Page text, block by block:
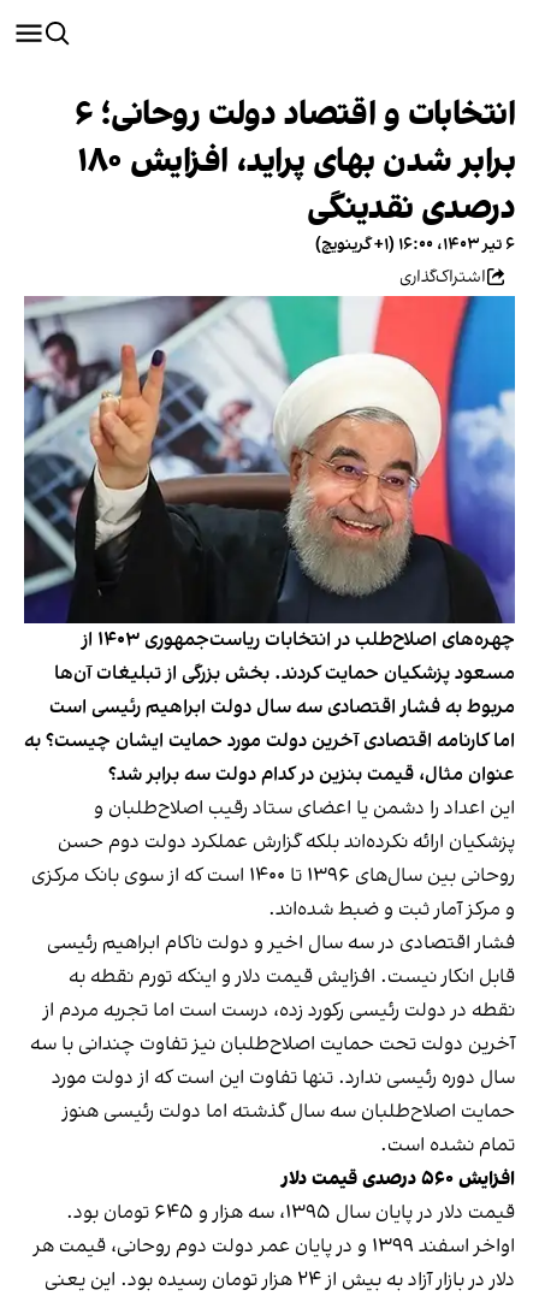
انتخابات و اقتصاد دولت روحانی؛ ۶
برابر شدن بهای پراید، افزایش ۱۸۰
درصدی نقدینگی
۶ تیر ۱۴۰۳، ۱۶:۰۰ (‎+۱ گرینویچ)
اشتراک‌گذاری
چهره‌های اصلاح‌طلب در انتخابات ریاست‌جمهوری ۱۴۰۳ از
مسعود پزشکیان حمایت کردند. بخش بزرگی از تبلیغات آن‌ها
مربوط به فشار اقتصادی سه سال دولت ابراهیم رئیسی است
اما کارنامه اقتصادی آخرین دولت مورد حمایت ایشان چیست؟ به
عنوان مثال، قیمت بنزین در کدام دولت سه برابر شد؟
این اعداد را دشمن یا اعضای ستاد رقیب اصلاح‌طلبان و
پزشکیان ارائه نکرده‌اند بلکه گزارش عملکرد دولت دوم حسن
روحانی بین سال‌های ۱۳۹۶ تا ۱۴۰۰ است که از سوی بانک مرکزی
و مرکز آمار ثبت و ضبط شده‌اند.
فشار اقتصادی در سه سال اخیر و دولت ناکام ابراهیم رئیسی
قابل انکار نیست. افزایش قیمت دلار و اینکه تورم نقطه به
نقطه در دولت رئیسی رکورد زده، درست است اما تجربه مردم از
آخرین دولت تحت حمایت اصلاح‌طلبان نیز تفاوت چندانی با سه
سال دوره رئیسی ندارد. تنها تفاوت این است که از دولت مورد
حمایت اصلاح‌طلبان سه سال گذشته اما دولت رئیسی هنوز
تمام نشده است.
افزایش ۵۶۰ درصدی قیمت دلار
قیمت دلار در پایان سال ۱۳۹۵، سه هزار و ۶۴۵ تومان بود.
اواخر اسفند ۱۳۹۹ و در پایان عمر دولت دوم روحانی، قیمت هر
دلار در بازار آزاد به بیش از ۲۴ هزار تومان رسیده بود. این یعنی